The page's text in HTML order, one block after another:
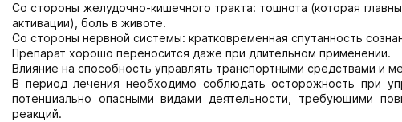
Со стороны желудочно-кишечного тракта: тошнота (которая
активации), боль в животе.
Со стороны нервной системы: кратковременная спутанность
Препарат хорошо переносится даже при длительном применении.
Влияние на способность управлять транспортными средствами и
В период лечения необходимо соблюдать осторожность при
потенциально опасными видами деятельности, требующими
реакций.